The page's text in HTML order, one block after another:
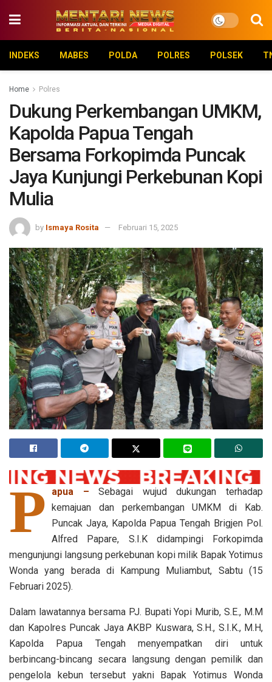
INDEKS MABES POLDA POLRES POLSEK
Home Polres
Dukung Perkembangan UMKM,
Kapolda Papua Tengah
Bersama Forkopimda Puncak
Jaya Kunjungi Perkebunan Kopi
Mulia
by Ismaya Rosita Februari 15, 2025
P apua –
Sebagai wujud dukungan terhadap
kemajuan dan perkembangan UMKM di Kab.
Puncak Jaya, Kapolda Papua Tengah Brigjen Pol.
Alfred Papare, S.I.K didampingi Forkopimda
mengunjungi langsung perkebunan kopi milik Bapak Yotimus
Wonda yang berada di Kampung Muliambut, Sabtu (15
Februari 2025).
Dalam lawatannya bersama PJ. Bupati Yopi Murib, S.E., M.M
dan Kapolres Puncak Jaya AKBP Kuswara, S.H., S.I.K., M.H,
Kapolda Papua Tengah menyempatkan diri untuk
berbincang-bincang secara langsung dengan pemilik dan
pengelola kebun tersebut yakni Bapak Yotimus Wonda